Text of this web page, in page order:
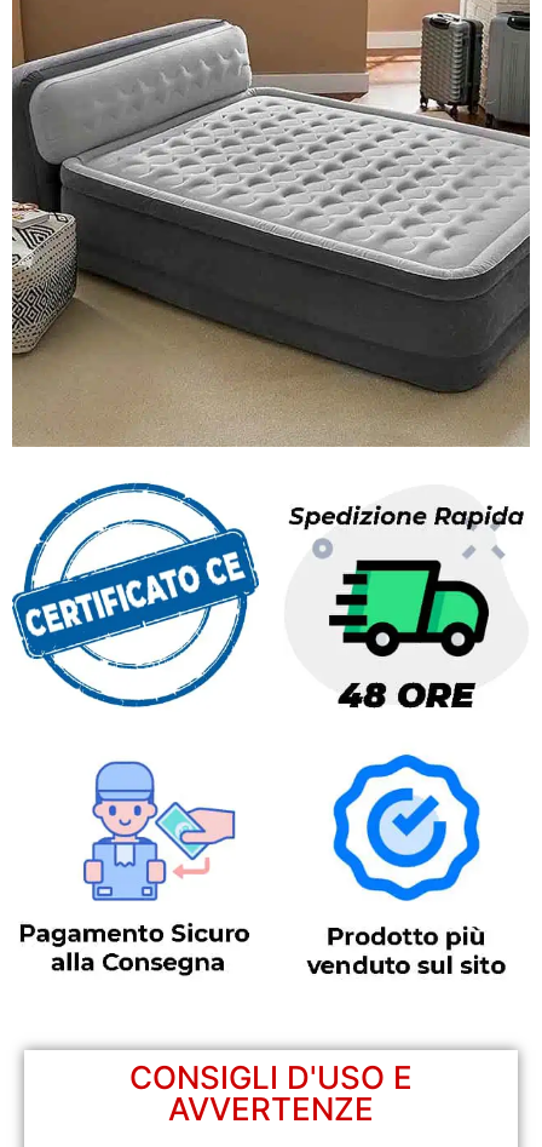
CONSIGLI D'USO E
AVVERTENZE